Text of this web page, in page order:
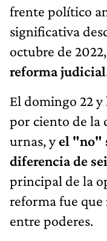
frente político
significativa
octubre de
reforma judicial
El domingo 22 y
por ciento de la
urnas, yel "no"
diferencia de
principal de la
reforma fue
entre poderes.